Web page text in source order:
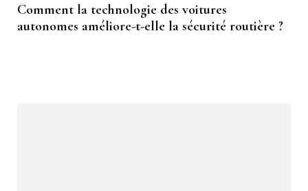
Comment la technologie des voitures
autonomes améliore-t-elle la sécurité routière ?